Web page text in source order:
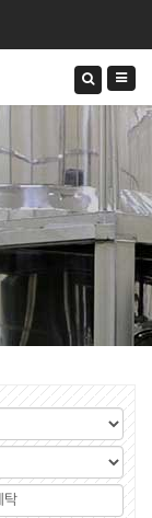
검
색
하
기